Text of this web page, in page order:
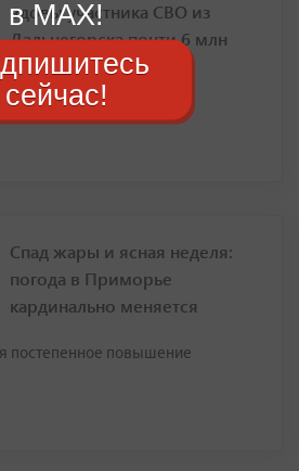
вдовы участника СВО из
Дальнегорска почти 6 млн
рублей
дело
Спад жары и ясная неделя:
погода в Приморье
кардинально меняется
постепенное повышение
в MAX!
сейчас!